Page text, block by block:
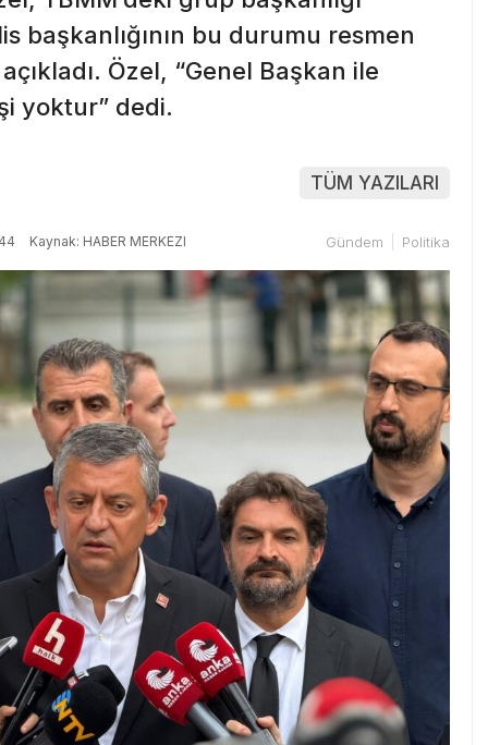
başkanlığının bu durumu resmen
Özel, “Genel Başkan ile
yoktur” dedi.
TÜM YAZILARI
Kaynak: HABER MERKEZI Gündem Politika